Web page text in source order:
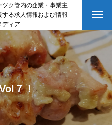
ツク管内の企業・事業主
する求人情報および情報
ディア
７！